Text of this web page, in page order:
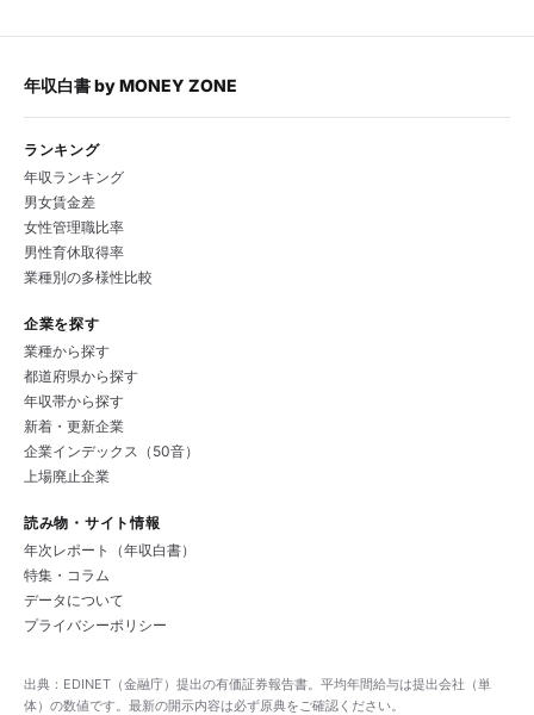
年収白書byMONEY ZONE
ランキング
年収ランキング
男女賃金差
女性管理職比率
男性育休取得率
業種別の多様性比較
企業を探す
業種から探す
都道府県から探す
年収帯から探す
新着・更新企業
企業インデックス（50音）
上場廃止企業
読み物・サイト情報
年次レポート（年収白書）
特集・コラム
データについて
プライバシーポリシー
出典：EDINET（金融庁）提出の有価証券報告書。平均年間給与は提出会社（単
体）の数値です。最新の開示内容は必ず原典をご確認ください。